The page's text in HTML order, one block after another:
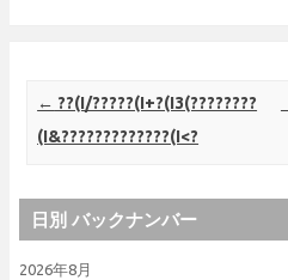
Post navigation
← ??(I/?????(I+?(I3(????????
(I&?????????????(I<?
日別 バックナンバー
2026年8月